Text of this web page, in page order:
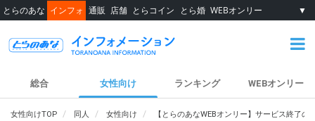
とらのあな インフォ 通販 店舗 とらコイン とら婚 WEBオンリー ▼
総合 女性向け ランキング WEBオンリー
女性向けTOP 同人 女性向け 【とらのあなWEBオンリー】サービス終了の